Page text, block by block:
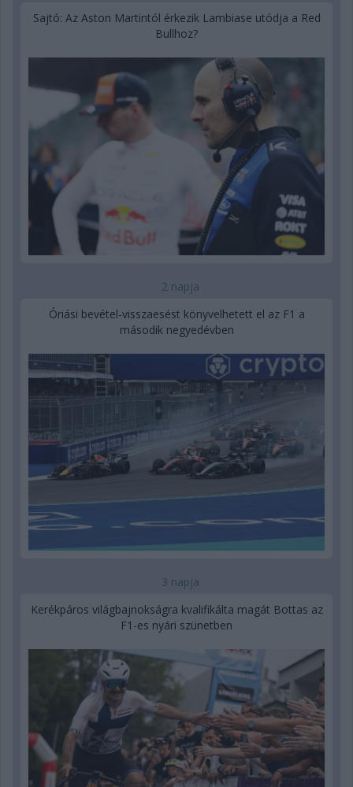
Sajtó: Az Aston Martintól érkezik Lambiase utódja a Red
Bullhoz?
2 napja
Óriási bevétel-visszaesést könyvelhetett el az F1 a
második negyedévben
3 napja
Kerékpáros világbajnokságra kvalifikálta magát Bottas az
F1-es nyári szünetben